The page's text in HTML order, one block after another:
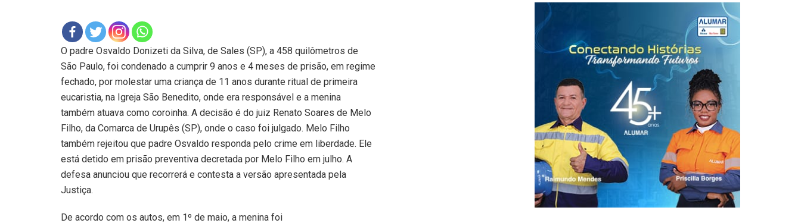
O padre Osvaldo Donizeti da Silva, de Sales (SP), a 458 quilômetros de
São Paulo, foi condenado a cumprir 9 anos e 4 meses de prisão, em regime
fechado, por molestar uma criança de 11 anos durante ritual de primeira
eucaristia, na Igreja São Benedito, onde era responsável e a menina
também atuava como coroinha. A decisão é do juiz Renato Soares de Melo
Filho, da Comarca de Urupês (SP), onde o caso foi julgado. Melo Filho
também rejeitou que padre Osvaldo responda pelo crime em liberdade. Ele
está detido em prisão preventiva decretada por Melo Filho em julho. A
defesa anunciou que recorrerá e contesta a versão apresentada pela
Justiça.
De acordo com os autos, em 1º de maio, a menina foi